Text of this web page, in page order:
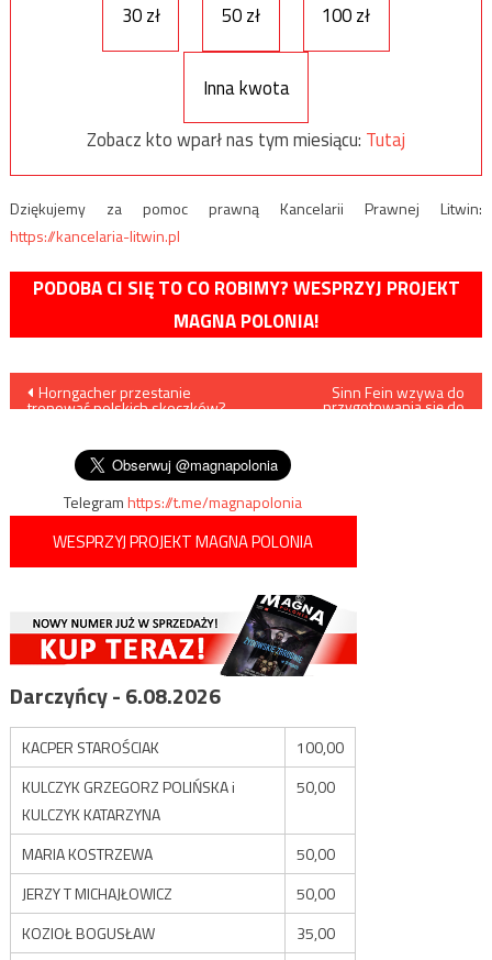
30 zł
50 zł 100 zł
Inna kwota
Zobacz kto wparł nas tym miesiącu: Tutaj
Dziękujemy za pomoc prawną Kancelarii Prawnej Litwin:
https://kancelaria-litwin.pl
PODOBA CI SIĘ TO CO ROBIMY? WESPRZYJ PROJEKT
MAGNA POLONIA!
Nawigacja
Horngacher przestanie
trenować polskich skoczków?
Sinn Fein wzywa do
przygotowania się do
Telegramhttps://t.me/magnapolonia
WESPRZYJ PROJEKT MAGNA POLONIA
Darczyńcy - 6.08.2026
KACPER STAROŚCIAK
100,00
KULCZYK GRZEGORZ POLIŃSKA i
KULCZYK KATARZYNA
50,00
MARIA KOSTRZEWA
50,00
JERZY T MICHAJŁOWICZ
50,00
KOZIOŁ BOGUSŁAW
35,00